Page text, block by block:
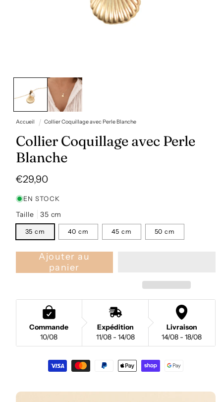
média
1
dans
une
fenêtre
modale
Accueil Collier Coquillage avec Perle Blanche
Collier Coquillage avec Perle
Blanche
Prix
€29,90
EN STOCK
Taille 35 cm
35 cm 40 cm 45 cm 50 cm
Ajouter au
panier
Commande
10/08
Expédition
11/08 - 14/08
Livraison
14/08 - 18/08